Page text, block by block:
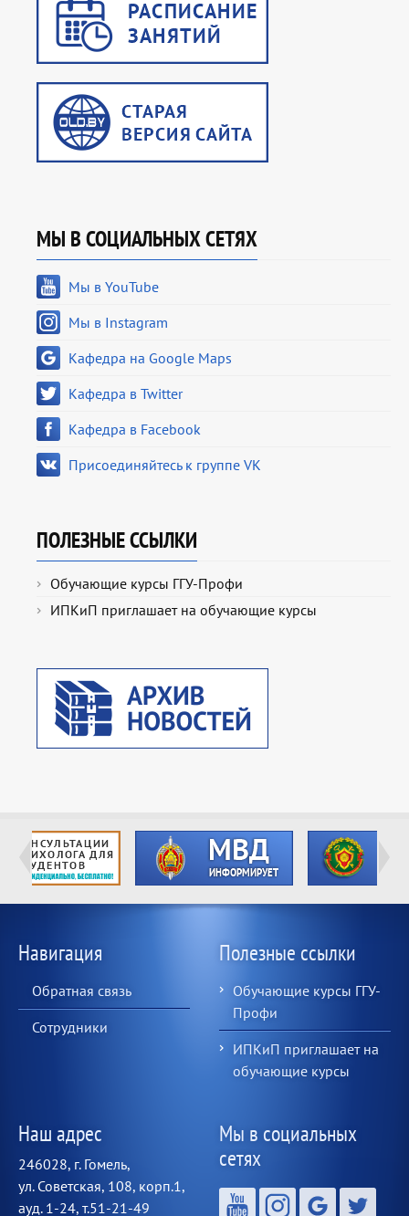
МЫ В СОЦИАЛЬНЫХ СЕТЯХ
Мы в YouTube
Мы в Instagram
Кафедра на Google Maps
Кафедра в Twitter
Кафедра в Facebook
Присоединяйтесь к группе VK
ПОЛЕЗНЫЕ ССЫЛКИ
Обучающие курсы ГГУ-Профи
ИПКиП приглашает на обучающие курсы
Навигация
Обратная связь
Сотрудники
Полезные ссылки
Обучающие курсы ГГУ-
Профи
ИПКиП приглашает на
обучающие курсы
Наш адрес
246028, г. Гомель,
ул. Советская, 108, корп.1,
ауд. 1-24, т.51-21-49
Мы в социальных
сетях